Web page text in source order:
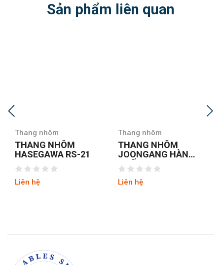
Sản phẩm liên quan
Thang nhôm
THANG NHÔM
JOONGANG HÀN
QUỐC JALS-53
Liên hệ
Thang nhôm
THANG NHÔM CHỮ
A NIKAWA NKD-04
NEW
Liên hệ